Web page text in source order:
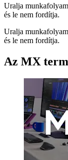
Uralja
és le nem fordítja.
Uralja
és le nem fordítja.
Az MX